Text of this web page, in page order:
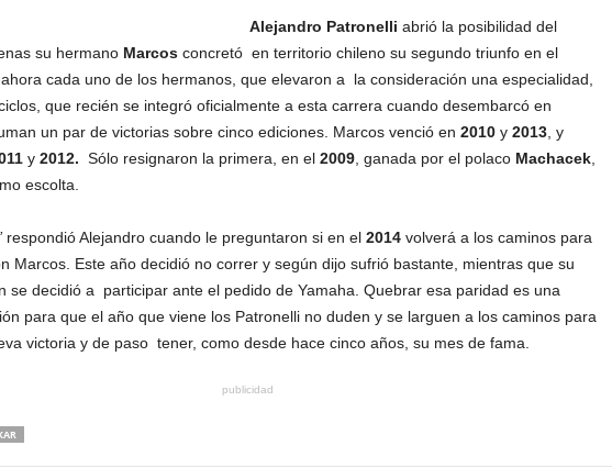
Alejandro Patronelli abrió la posibilidad del
su hermano Marcosconcretó en territorio chileno su segundo triunfo en el
cada uno de los hermanos, que elevaron a la consideración una especialidad,
que recién se integró oficialmente a esta carrera cuando desembarcó en
un par de victorias sobre cinco ediciones. Marcos venció en 2010y 2013, y
y2012. Sólo resignaron la primera, en el 2009, ganada por el polacoMachacek,
escolta.
respondió Alejandro cuando le preguntaron si en el2014volverá a los caminos para
Marcos. Este año decidió no correr y según dijo sufrió bastante, mientras que su
se decidió a participar ante el pedido de Yamaha. Quebrar esa paridad es una
para que el año que viene los Patronelli no duden y se larguen a los caminos para
victoria y de paso tener, como desde hace cinco años, su mes de fama.
publicidad